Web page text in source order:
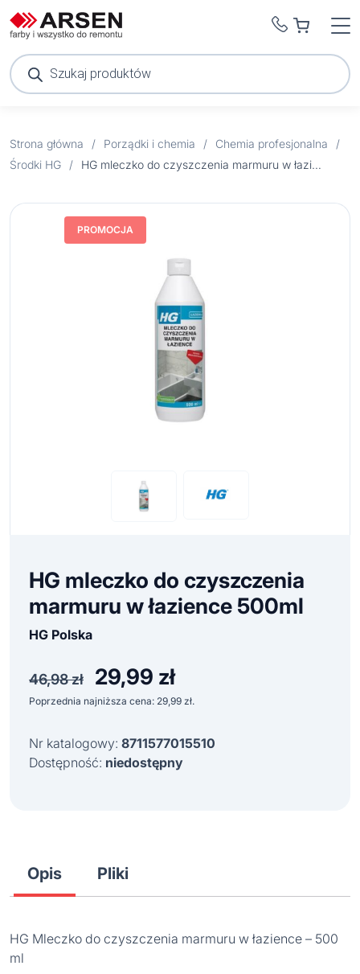
Wyszukiwarka
produktów
Strona główna / Porządki i chemia / Chemia profesjonalna
/
Środki HG
/ HG mleczko do czyszczenia marmuru w łazience 500ml
PROMOCJA
HG mleczko do czyszczenia
marmuru w łazience 500ml
HG Polska
46,98zł
Pierwotna
cena
wynosiła:
29,99 złAktualna
Poprzednia najniższa cena: 29,99 zł.
Nr katalogowy: 8711577015510
Dostępność: niedostępny
Opis Pliki
HG Mleczko do czyszczenia marmuru w łazience – 500
ml